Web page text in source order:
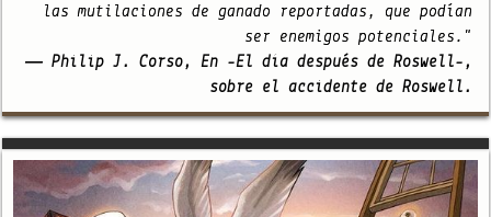
las mutilaciones de ganado reportadas, que podían
ser enemigos potenciales."
— Philip J. Corso, En -El día después de Roswell-,
sobre el accidente de Roswell.